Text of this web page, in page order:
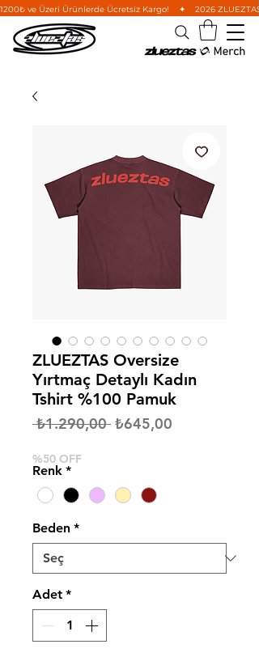
1200₺ ve Üzeri Ürünlerde Ücretsiz Kargo!    ✦    2026
ZLUEZTAS Oversize
Yırtmaç Detaylı Kadın
Tshirt %100 Pamuk
₺1.290,00 Normal
₺645,00
%50 OFF
Renk *
Beden *
Adet *